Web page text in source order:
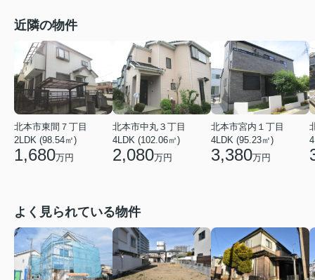
近隣の物件
北本市東間７丁目
2LDK (98.54㎡)
1,680万円
北本市中丸３丁目
4LDK (102.06㎡)
2,080万円
北本市宮内１丁目
4LDK (95.23㎡)
3,380万円
よく見られている物件